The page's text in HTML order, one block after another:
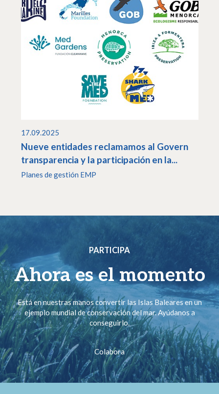
17.09.2025
Nueve entidades reclamamos al Govern
transparencia y la participación en la...
Planes de gestión EMP
PARTICIPA
Ahora es el momento
Está en nuestras manos convertir las Islas Baleares en un
ejemplo mundial de conservación del mar. Ayúdanos a
conseguirlo.
Colabora